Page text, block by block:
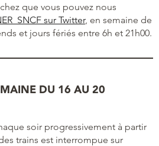
que vous pouvez nous
sur Twitter, en semaine de
et jours fériés entre 6h et 21h00.
DU 16 AU 20
soir progressivement à partir
trains est interrompue sur